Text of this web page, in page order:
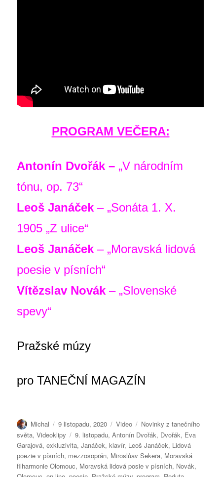
PROGRAM VEČERA:
Antonín Dvořák– „V národním
tónu, op. 73“
Leoš Janáček– „Sonáta 1. X.
1905 „Z ulice“
Leoš Janáček– „Moravská lidová
poesie v písních“
Vítězslav Novák– „Slovenské
spevy“
Pražské múzy
proTANEČNÍ MAGAZÍN
Autor:
Michal Publikováno:
9 listopadu, 2020 Formát:
Video Rubriky:
Novinky z tanečního
světa,Videoklipy Štítky:
9. listopadu,Antonín Dvořák, Dvořák, Eva
Garajová,exkluzivita,Janáček,klavír, Leoš Janáček, Lidová
poezie v písních, mezzosoprán, Miroslůav Sekera, Moravská
filharmonie Olomouc, Moravská lidová posie v písních, Novák,